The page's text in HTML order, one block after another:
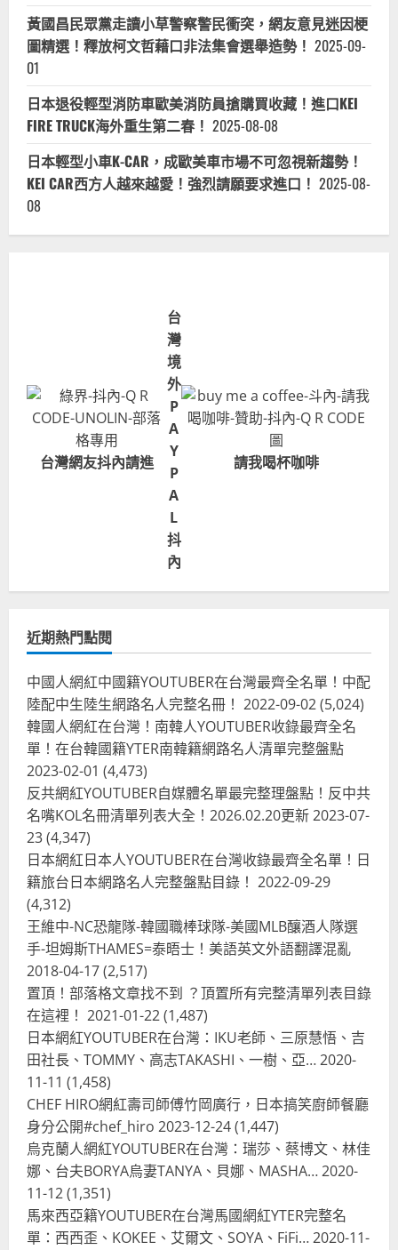
黃國昌民眾黨走讀小草警察警民衝突，網友意見迷因梗
圖精選！釋放柯文哲藉口非法集會選舉造勢！ 2025-09-
01
日本退役輕型消防車歐美消防員搶購買收藏！進口KEI
FIRE TRUCK海外重生第二春！ 2025-08-08
日本輕型小車K-CAR，成歐美車市場不可忽視新趨勢！
KEI CAR西方人越來越愛！強烈請願要求進口！ 2025-08-
08
台灣網友抖內請進
台
灣
境
外
P
A
Y
P
A
L
抖
內
請我喝杯咖啡
近期熱門點閱
中國人網紅中國籍YOUTUBER在台灣最齊全名單！中配
陸配中生陸生網路名人完整名冊！ 2022-09-02(5,024)
韓國人網紅在台灣！南韓人YOUTUBER收錄最齊全名
單！在台韓國籍YTER南韓籍網路名人清單完整盤點
2023-02-01 (4,473)
反共網紅YOUTUBER自媒體名單最完整理盤點！反中共
名嘴KOL名冊清單列表大全！2026.02.20更新2023-07-
23(4,347)
日本網紅日本人YOUTUBER在台灣收錄最齊全名單！日
籍旅台日本網路名人完整盤點目錄！ 2022-09-29
(4,312)
王維中-NC恐龍隊-韓國職棒球隊-美國MLB釀酒人隊選
手-坦姆斯THAMES=泰晤士！美語英文外語翻譯混亂
2018-04-17(2,517)
置頂！部落格文章找不到 ？頂置所有完整清單列表目錄
在這裡！ 2021-01-22(1,487)
日本網紅YOUTUBER在台灣：IKU老師、三原慧悟、吉
田社長、TOMMY、高志TAKASHI、一樹、亞…2020-
11-11 (1,458)
CHEF HIRO網紅壽司師傅竹岡廣行，日本搞笑廚師餐廳
身分公開#chef_hiro 2023-12-24(1,447)
烏克蘭人網紅YOUTUBER在台灣：瑞莎、蔡博文、林佳
娜、台夫BORYA烏妻TANYA、貝娜、MASHA…2020-
11-12(1,351)
馬來西亞籍YOUTUBER在台灣馬國網紅YTER完整名
單：西西歪、KOKEE、艾爾文、SOYA、FiFi…2020-11-